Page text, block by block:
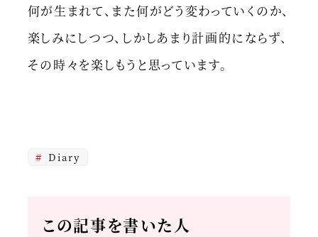
何が生まれて、また何がどう変わっていくのか、
楽しみにしつつ、しかしあまり計画的にならず、
その時々を楽しもうと思っています。
Diary
この記事を書いた人